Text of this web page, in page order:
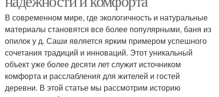
В современном мире, где экологичность и натуральные
материалы становятся все более популярными, баня из
опилок у д. Саши является ярким примером успешного
сочетания традиций и инноваций. Этот уникальный
объект уже более десяти лет служит источником
комфорта и расслабления для жителей и гостей
деревни. В этой статье мы рассмотрим историю